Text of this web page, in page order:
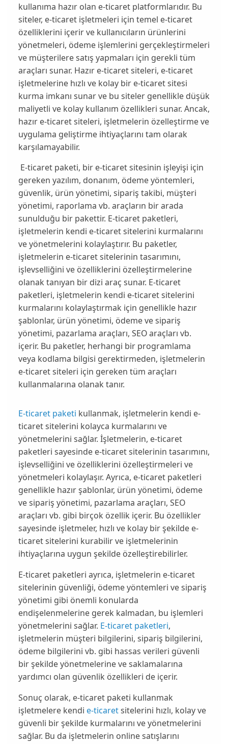
kullanıma hazır olan e-ticaret platformlarıdır. Bu
siteler, e-ticaret işletmeleri için temel e-ticaret
özelliklerini içerir ve kullanıcıların ürünlerini
yönetmeleri, ödeme işlemlerini gerçekleştirmeleri
ve müşterilere satış yapmaları için gerekli tüm
araçları sunar. Hazır e-ticaret siteleri, e-ticaret
işletmelerine hızlı ve kolay bir e-ticaret sitesi
kurma imkanı sunar ve bu siteler genellikle düşük
maliyetli ve kolay kullanım özellikleri sunar. Ancak,
hazır e-ticaret siteleri, işletmelerin özelleştirme ve
uygulama geliştirme ihtiyaçlarını tam olarak
karşılamayabilir.
E-ticaret paketi, bir e-ticaret sitesinin işleyişi için
gereken yazılım, donanım, ödeme yöntemleri,
güvenlik, ürün yönetimi, sipariş takibi, müşteri
yönetimi, raporlama vb. araçların bir arada
sunulduğu bir pakettir. E-ticaret paketleri,
işletmelerin kendi e-ticaret sitelerini kurmalarını
ve yönetmelerini kolaylaştırır. Bu paketler,
işletmelerin e-ticaret sitelerinin tasarımını,
işlevselliğini ve özelliklerini özelleştirmelerine
olanak tanıyan bir dizi araç sunar. E-ticaret
paketleri, işletmelerin kendi e-ticaret sitelerini
kurmalarını kolaylaştırmak için genellikle hazır
şablonlar, ürün yönetimi, ödeme ve sipariş
yönetimi, pazarlama araçları, SEO araçları vb.
içerir. Bu paketler, herhangi bir programlama
veya kodlama bilgisi gerektirmeden, işletmelerin
e-ticaret siteleri için gereken tüm araçları
kullanmalarına olanak tanır.
E-ticaret paketi kullanmak, işletmelerin kendi e-
ticaret sitelerini kolayca kurmalarını ve
yönetmelerini sağlar. İşletmelerin, e-ticaret
paketleri sayesinde e-ticaret sitelerinin tasarımını,
işlevselliğini ve özelliklerini özelleştirmeleri ve
yönetmeleri kolaylaşır. Ayrıca, e-ticaret paketleri
genellikle hazır şablonlar, ürün yönetimi, ödeme
ve sipariş yönetimi, pazarlama araçları, SEO
araçları vb. gibi birçok özellik içerir. Bu özellikler
sayesinde işletmeler, hızlı ve kolay bir şekilde e-
ticaret sitelerini kurabilir ve işletmelerinin
ihtiyaçlarına uygun şekilde özelleştirebilirler.
E-ticaret paketleri ayrıca, işletmelerin e-ticaret
sitelerinin güvenliği, ödeme yöntemleri ve sipariş
yönetimi gibi önemli konularda
endişelenmelerine gerek kalmadan, bu işlemleri
yönetmelerini sağlar. E-ticaret paketleri,
işletmelerin müşteri bilgilerini, sipariş bilgilerini,
ödeme bilgilerini vb. gibi hassas verileri güvenli
bir şekilde yönetmelerine ve saklamalarına
yardımcı olan güvenlik özellikleri de içerir.
Sonuç olarak, e-ticaret paketi kullanmak
işletmelere kendi e-ticaretsitelerini hızlı, kolay ve
güvenli bir şekilde kurmalarını ve yönetmelerini
sağlar. Bu da işletmelerin online satışlarını